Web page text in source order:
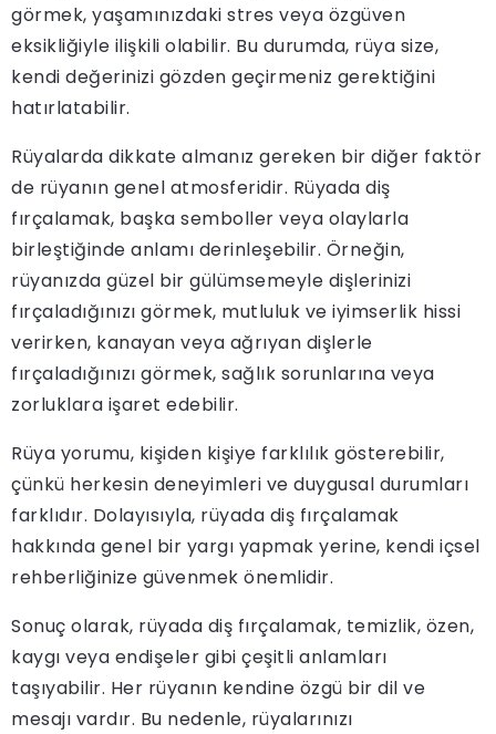
görmek, yaşamınızdaki stres veya özgüven
eksikliğiyle ilişkili olabilir. Bu durumda, rüya size,
kendi değerinizi gözden geçirmeniz gerektiğini
hatırlatabilir.
Rüyalarda dikkate almanız gereken bir diğer faktör
de rüyanın genel atmosferidir. Rüyada diş
fırçalamak, başka semboller veya olaylarla
birleştiğinde anlamı derinleşebilir. Örneğin,
rüyanızda güzel bir gülümsemeyle dişlerinizi
fırçaladığınızı görmek, mutluluk ve iyimserlik hissi
verirken, kanayan veya ağrıyan dişlerle
fırçaladığınızı görmek, sağlık sorunlarına veya
zorluklara işaret edebilir.
Rüya yorumu, kişiden kişiye farklılık gösterebilir,
çünkü herkesin deneyimleri ve duygusal durumları
farklıdır. Dolayısıyla, rüyada diş fırçalamak
hakkında genel bir yargı yapmak yerine, kendi içsel
rehberliğinize güvenmek önemlidir.
Sonuç olarak, rüyada diş fırçalamak, temizlik, özen,
kaygı veya endişeler gibi çeşitli anlamları
taşıyabilir. Her rüyanın kendine özgü bir dil ve
mesajı vardır. Bu nedenle, rüyalarınızı